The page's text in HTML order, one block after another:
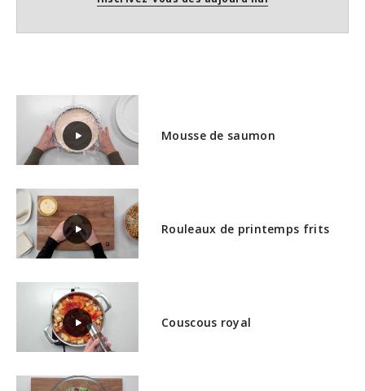
Mousse de saumon
Rouleaux de printemps frits
Couscous royal